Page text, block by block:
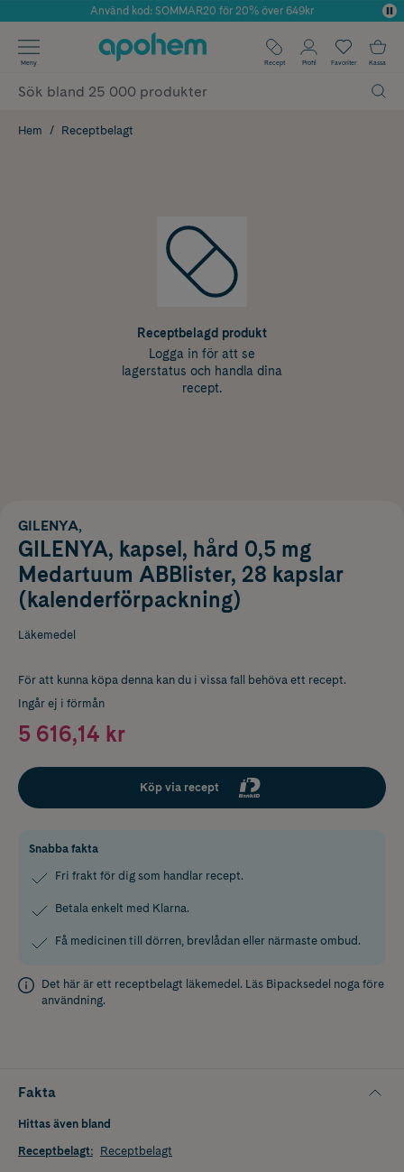
Årets Butik 2025 inom Skönhet
Använd kod: SOMMAR20 för 20% över 649kr
✓ Fri frakt
✓ Poäng på alla köp*
Meny Recept Profil Favoriter Kassa
Hem Receptbelagt
Receptbelagd produkt
Logga in för att se
lagerstatus och handla dina
recept.
GILENYA,
GILENYA, kapsel, hård 0,5 mg
Medartuum ABBlister, 28 kapslar
(kalenderförpackning)
Läkemedel
För att kunna köpa denna kan du i vissa fall behöva ett recept.
Ingår ej i förmån
5 616,14 kr
Köp via recept
Snabba fakta
Fri frakt för dig som handlar recept.
Betala enkelt med Klarna.
Få medicinen till dörren, brevlådan eller närmaste ombud.
Det här är ett receptbelagt läkemedel. Läs Bipacksedel noga före
användning.
Fakta
Hittas även bland
Receptbelagt: Receptbelagt